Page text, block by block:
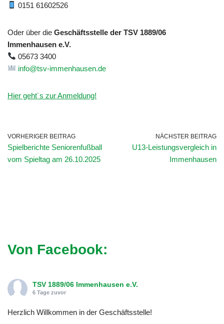
0151 61602526
Oder über die Geschäftsstelle der TSV 1889/06
Immenhausen e.V.
05673 3400
info@tsv-immenhausen.de
Hier geht´s zur Anmeldung!
VORHERIGER BEITRAG
Spielberichte Seniorenfußball
vom Spieltag am 26.10.2025
NÄCHSTER BEITRAG
U13-Leistungsvergleich in
Immenhausen
Von Facebook:
TSV 1889/06 Immenhausen e.V.
6 Tage zuvor
Herzlich Willkommen in der Geschäftsstelle!